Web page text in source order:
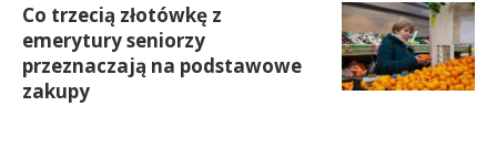
Co trzecią złotówkę z
emerytury seniorzy
przeznaczają na podstawowe
zakupy